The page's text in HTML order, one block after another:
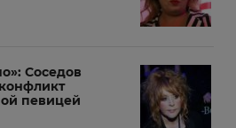
Соседов
певицей